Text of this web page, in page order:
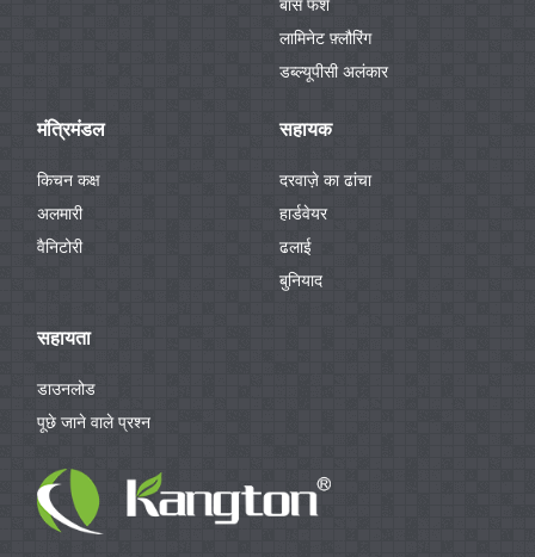
बांस फर्श
लामिनेट फ़्लौरिंग
डब्ल्यूपीसी अलंकार
मंत्रिमंडल
किचन कक्ष
अलमारी
वैनिटोरी
सहायक
दरवाज़े का ढांचा
हार्डवेयर
ढलाई
बुनियाद
सहायता
डाउनलोड
पूछे जाने वाले प्रश्न